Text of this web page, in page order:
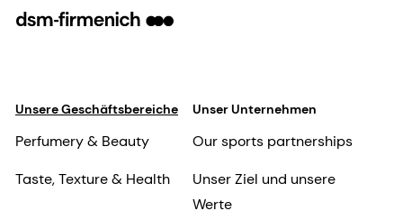
Unsere Geschäftsbereiche
Perfumery & Beauty
Taste, Texture & Health
Unser Unternehmen
Our sports partnerships
Unser Ziel und unsere
Werte